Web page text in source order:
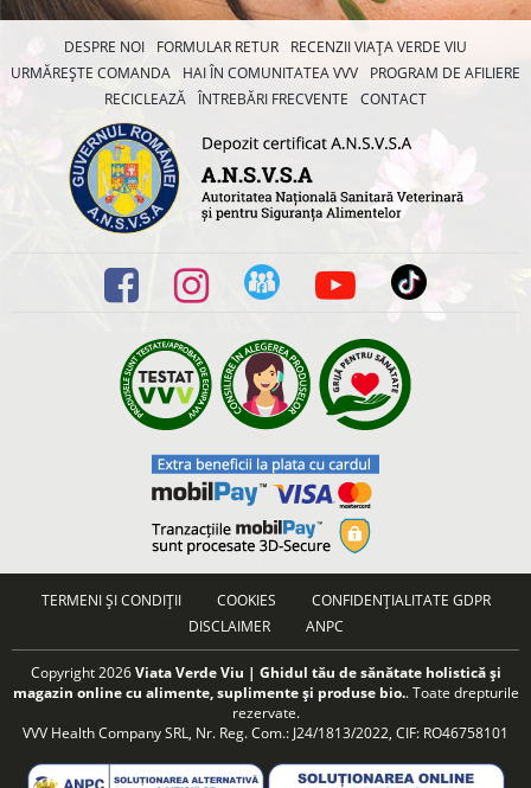
DESPRE NOI FORMULAR RETUR
RECENZII VIAȚA VERDE VIU
URMĂREȘTE COMANDA
HAI ÎN COMUNITATEA VVV
PROGRAM DE AFILIERE
RECICLEAZĂ ÎNTREBĂRI FRECVENTE CONTACT
TERMENI ȘI CONDIȚII COOKIES
CONFIDENȚIALITATE GDPR
DISCLAIMER
ANPC
Copyright 2026Viata Verde Viu | Ghidul tău de sănătate holistică și
magazin online cu alimente, suplimente și produse bio.. Toate drepturile
rezervate.
VVV Health Company SRL, Nr. Reg. Com.: J24/1813/2022, CIF: RO46758101